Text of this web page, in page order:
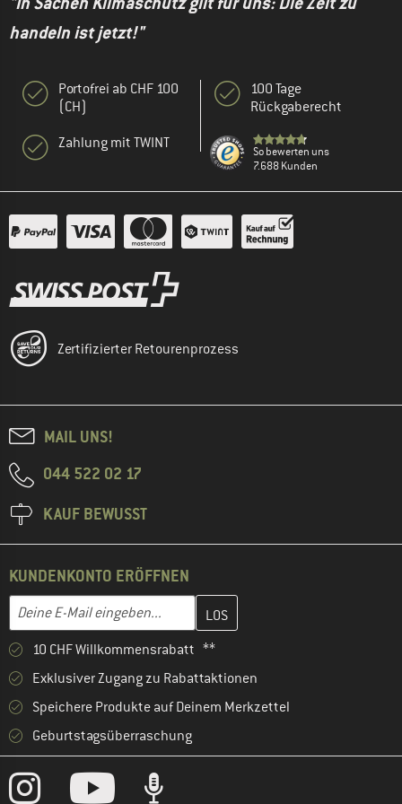
handeln ist jetzt!"
Portofrei ab CHF 100
(CH)
Zahlung mit TWINT
100 Tage
Rückgaberecht
So bewerten uns
7.688 Kunden
Zertifizierter Retourenprozess
MAIL UNS!
044 522 02 17
KAUF BEWUSST
KUNDENKONTO ERÖFFNEN
E-Mail-Adresse
Gib hier deine E-Mail-Adresse ein und erstelle im nächsten
10 CHF Willkommensrabatt **
Exklusiver Zugang zu Rabattaktionen
Speichere Produkte auf Deinem Merkzettel
Geburtstagsüberraschung